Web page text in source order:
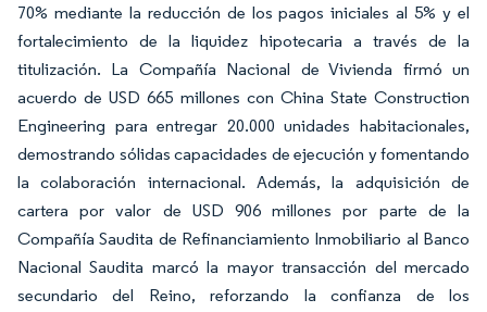
70% mediante la reducción de los pagos iniciales al 5% y el
fortalecimiento de la liquidez hipotecaria a través de la
titulización. La Compañía Nacional de Vivienda firmó un
acuerdo de USD 665 millones con China State Construction
Engineering para entregar 20.000 unidades habitacionales,
demostrando sólidas capacidades de ejecución y fomentando
la colaboración internacional. Además, la adquisición de
cartera por valor de USD 906 millones por parte de la
Compañía Saudita de Refinanciamiento Inmobiliario al Banco
Nacional Saudita marcó la mayor transacción del mercado
secundario del Reino, reforzando la confianza de los